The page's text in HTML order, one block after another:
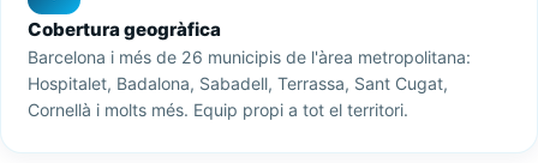
Cobertura geogràfica
Barcelona i més de 26 municipis de l'àrea metropolitana:
Hospitalet, Badalona, Sabadell, Terrassa, Sant Cugat,
Cornellà i molts més. Equip propi a tot el territori.